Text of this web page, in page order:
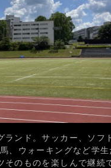
ランド。サッカー、ソ
、ウォーキングなど学
そのものを楽しんで継続